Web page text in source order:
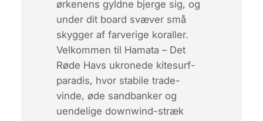
ørkenens gyldne bjerge sig, og
under dit board svæver små
skygger af farverige koraller.
Velkommen til Hamata – Det
Røde Havs ukronede kitesurf-
paradis, hvor stabile trade-
vinde, øde sandbanker og
uendelige downwind-stræk